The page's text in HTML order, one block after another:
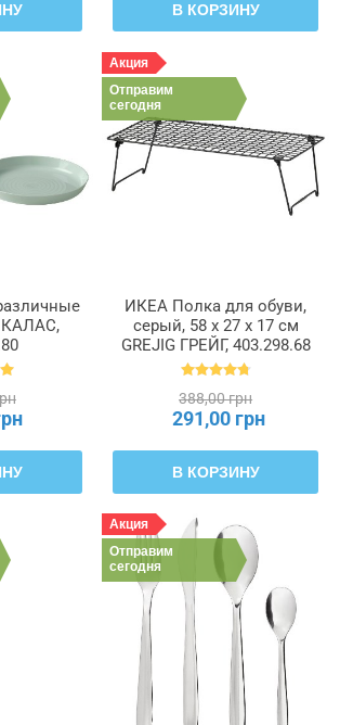
В КОРЗИНУ
КАЛАС,
Акция
Отправим
сегодня
ИКЕА Полка для обуви,
серый, 58 x 27 x 17 см
GREJIG ГРЕЙГ, 403.298.68
388,00 грн
291,00 грн
В КОРЗИНУ
Акция
Отправим
сегодня